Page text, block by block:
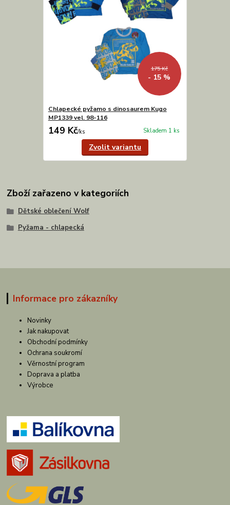
175 Kč
- 15 %
Chlapecké pyžamo s dinosaurem Kugo
MP1339 vel. 98-116
149 Kč/ks Skladem 1 ks
Zvolit variantu
Zboží zařazeno v kategoriích
Dětské oblečení Wolf
Pyžama - chlapecká
Informace pro zákazníky
Novinky
Jak nakupovat
Obchodní podmínky
Ochrana soukromí
Věrnostní program
Doprava a platba
Výrobce